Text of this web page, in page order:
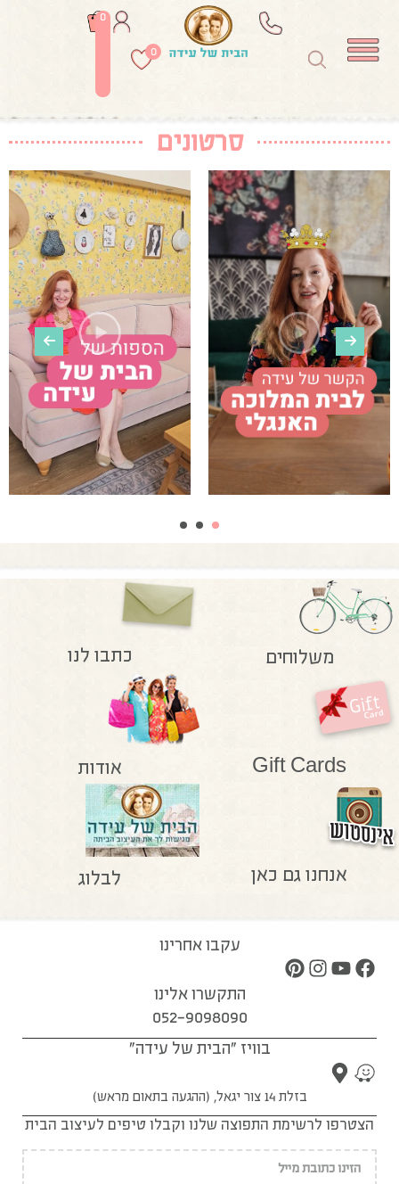
0
0
סרטונים
משלוחים כתבו לנו
Gift Cards אודות
אנחנו גם כאן לבלוג
עקבו אחרינו
התקשרו אלינו
052-9098090
בוויז "הבית של עידה"
בזלת 14 צור יגאל, (ההגעה בתאום מראש)
הצטרפו לרשימת התפוצה שלנו וקבלו טיפים לעיצוב הבית